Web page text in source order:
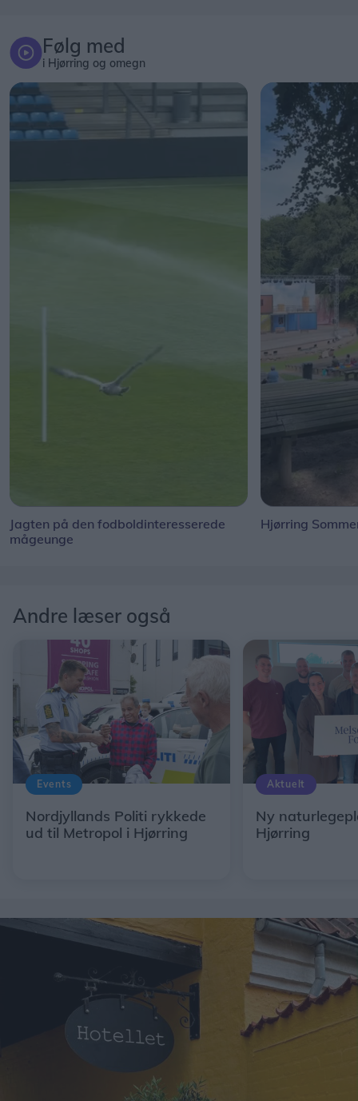
Følg med
i Hjørring og omegn
Jagten på den fodboldinteresserede
mågeunge
Hjørring
Andre læser også
Events
Nordjyllands Politi rykkede
ud til Metropol i Hjørring
Aktuelt
Ny
Hjørring